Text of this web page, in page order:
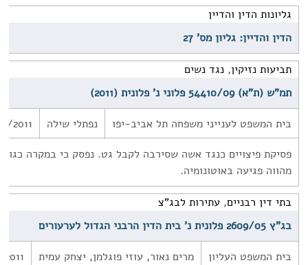
גליונות הדין והדיין
הדין והדיין: גליון מס' 27
תביעות נזיקין,נגד נשים
תמ"ש (ת"א) 54410/09 פלוני נ' פלונית (2011)
בית המשפט לענייני משפחה תל אביב-יפו נפתלי שילה
2011
פסיקת פיצויים כנגד אשה שסירבה לקבל גט. נפסק כי במקרה
מהווה פגיעה באוטונומיה.
בתי דין רבניים,עתירות לבג"צ
בג"ץ 2609/05 פלונית נ' בית הדין הרבני הגדול לערעורים
בית המשפט העליון מרים נאור, עוזי פוגלמן, יצחק עמית